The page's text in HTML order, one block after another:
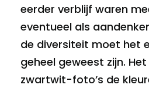
eerder verblijf waren
eventueel als
de diversiteit moet het
geheel geweest zijn.
zwartwit-foto’s de